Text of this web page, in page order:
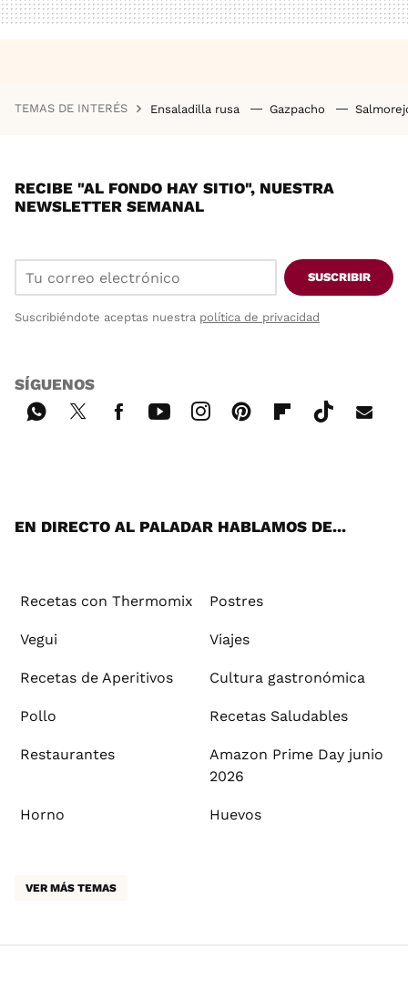
TEMAS DE INTERÉS Ensaladilla rusa Gazpacho
RECIBE "AL FONDO HAY SITIO", NUESTRA
NEWSLETTER SEMANAL
SUSCRIBIR
Suscribiéndote aceptas nuestra política de privacidad
SÍGUENOS
EN DIRECTO AL PALADAR HABLAMOS DE...
Recetas con Thermomix Postres
Vegui Viajes
Recetas de Aperitivos Cultura gastronómica
Pollo Recetas Saludables
Restaurantes
Amazon Prime Day junio
2026
Horno Huevos
VER MÁS TEMAS